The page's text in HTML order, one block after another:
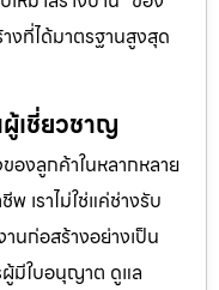
งที่ได้มาตรฐานสูงสุด
เชี่ยวชาญ
ของลูกค้าในหลากหลาย
เราไม่ใช่แค่ช่างรับ
นก่อสร้างอย่างเป็น
มีใบอนุญาต ดูแล